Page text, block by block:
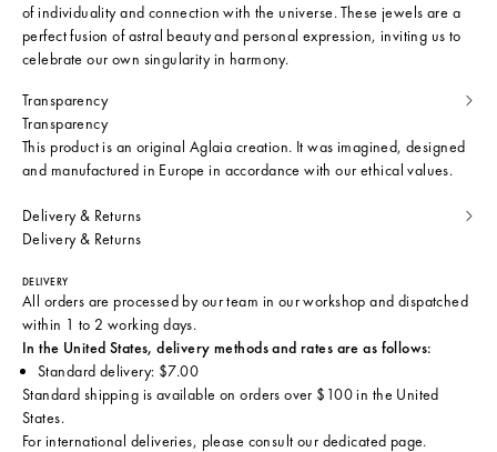
of individuality and connection with the universe. These jewels are a
perfect fusion of astral beauty and personal expression, inviting us to
celebrate our own singularity in harmony.
Transparency
Transparency
This product is an original Aglaia creation. It was imagined, designed
and manufactured in Europe in accordance with our ethical values.
Delivery & Returns
Delivery & Returns
DELIVERY
All orders are processed by our team in our workshop and dispatched
within 1 to 2 working days.
In the United States, delivery methods and rates are as follows:
Standard delivery: $7.00
Standard shipping is available on orders over $100 in the United
States.
For international deliveries, please consult our dedicated page.